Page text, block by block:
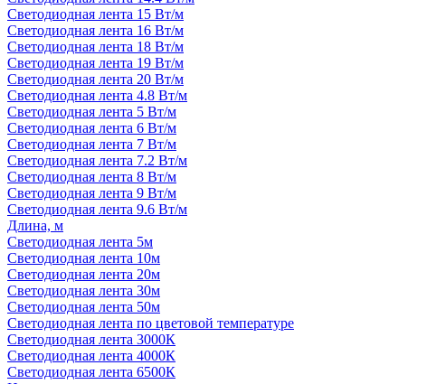
Светодиодная лента 15 Вт/м
Светодиодная лента 16 Вт/м
Светодиодная лента 18 Вт/м
Светодиодная лента 19 Вт/м
Светодиодная лента 20 Вт/м
Светодиодная лента 4.8 Вт/м
Светодиодная лента 5 Вт/м
Светодиодная лента 6 Вт/м
Светодиодная лента 7 Вт/м
Светодиодная лента 7.2 Вт/м
Светодиодная лента 8 Вт/м
Светодиодная лента 9 Вт/м
Светодиодная лента 9.6 Вт/м
Длина, м
Светодиодная лента 5м
Светодиодная лента 10м
Светодиодная лента 20м
Светодиодная лента 30м
Светодиодная лента 50м
Светодиодная лента по цветовой температуре
Светодиодная лента 3000К
Светодиодная лента 4000К
Светодиодная лента 6500К